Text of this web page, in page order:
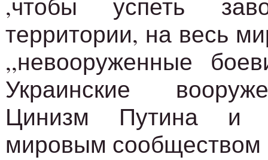
территории, на весь
,,невооруженные
Украинские
Цинизм Путина и
мировым сообществом